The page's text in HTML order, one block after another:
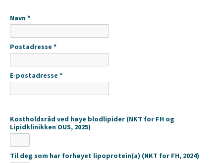
Navn *
Postadresse *
E-postadresse *
Kostholdsråd ved høye blodlipider (NKT for FH og
Lipidklinikken OUS, 2025)
Til deg som har forhøyet lipoprotein(a) (NKT for FH, 2024)